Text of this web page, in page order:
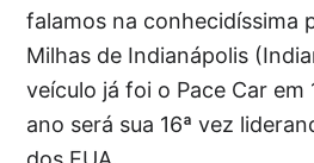
falamos na conhecidíssima
Milhas de Indianápolis
veículo já foi o Pace Car em
ano será sua 16ª vez